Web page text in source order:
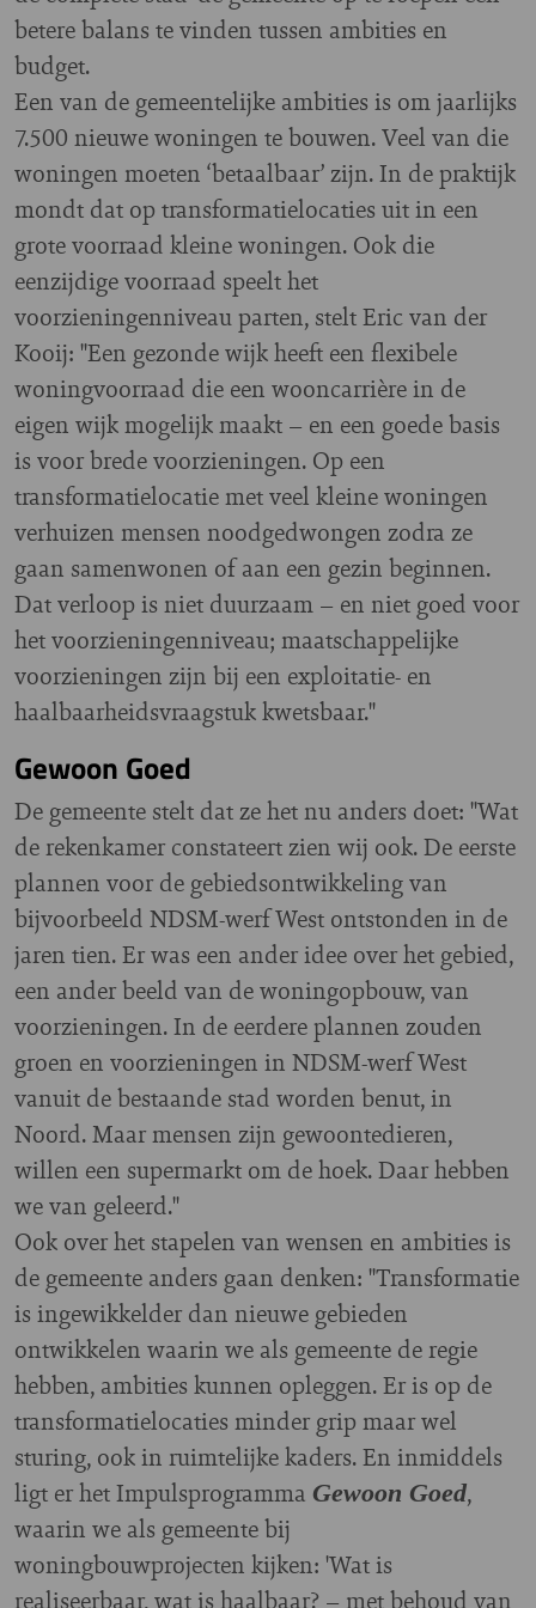
betere balans te vinden tussen ambities en
budget.
Een van de gemeentelijke ambities is om jaarlijks
7.500 nieuwe woningen te bouwen. Veel van die
woningen moeten ‘betaalbaar’ zijn. In de praktijk
mondt dat op transformatielocaties uit in een
grote voorraad kleine woningen. Ook die
eenzijdige voorraad speelt het
voorzieningenniveau parten, stelt Eric van der
Kooij: "Een gezonde wijk heeft een flexibele
woningvoorraad die een wooncarrière in de
eigen wijk mogelijk maakt – en een goede basis
is voor brede voorzieningen. Op een
transformatielocatie met veel kleine woningen
verhuizen mensen noodgedwongen zodra ze
gaan samenwonen of aan een gezin beginnen.
Dat verloop is niet duurzaam – en niet goed voor
het voorzieningenniveau; maatschappelijke
voorzieningen zijn bij een exploitatie- en
haalbaarheidsvraagstuk kwetsbaar."
Gewoon Goed
De gemeente stelt dat ze het nu anders doet: "Wat
de rekenkamer constateert zien wij ook. De eerste
plannen voor de gebiedsontwikkeling van
bijvoorbeeld NDSM-werf West ontstonden in de
jaren tien. Er was een ander idee over het gebied,
een ander beeld van de woningopbouw, van
voorzieningen. In de eerdere plannen zouden
groen en voorzieningen in NDSM-werf West
vanuit de bestaande stad worden benut, in
Noord. Maar mensen zijn gewoontedieren,
willen een supermarkt om de hoek. Daar hebben
we van geleerd."
Ook over het stapelen van wensen en ambities is
de gemeente anders gaan denken: "Transformatie
is ingewikkelder dan nieuwe gebieden
ontwikkelen waarin we als gemeente de regie
hebben, ambities kunnen opleggen. Er is op de
transformatielocaties minder grip maar wel
sturing, ook in ruimtelijke kaders. En inmiddels
ligt er het Impulsprogramma Gewoon Goed,
waarin we als gemeente bij
woningbouwprojecten kijken: 'Wat is
realiseerbaar, wat is haalbaar? – met behoud van